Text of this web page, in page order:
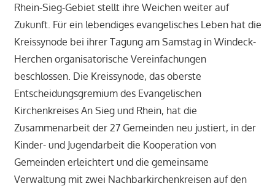
Rhein-Sieg-Gebiet stellt ihre Weichen weiter auf
Zukunft. Für ein lebendiges evangelisches Leben hat die
Kreissynode bei ihrer Tagung am Samstag in Windeck-
Herchen organisatorische Vereinfachungen
beschlossen. Die Kreissynode, das oberste
Entscheidungsgremium des Evangelischen
Kirchenkreises An Sieg und Rhein, hat die
Zusammenarbeit der 27 Gemeinden neu justiert, in der
Kinder- und Jugendarbeit die Kooperation von
Gemeinden erleichtert und die gemeinsame
Verwaltung mit zwei Nachbarkirchenkreisen auf den